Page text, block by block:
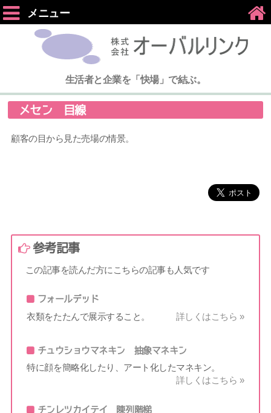
メニュー
生活者と企業を「快場」で結ぶ。
メセン 目線
顧客の目から見た売場の情景。
参考記事
この記事を読んだ方にこちらの記事も人気です
フォールデッド
衣類をたたんで展示すること。 詳しくはこちら »
チュウショウマネキン 抽象マネキン
特に顔を簡略化したり、アート化したマネキン。
詳しくはこちら »
チンレツカイテイ 陳列階梯